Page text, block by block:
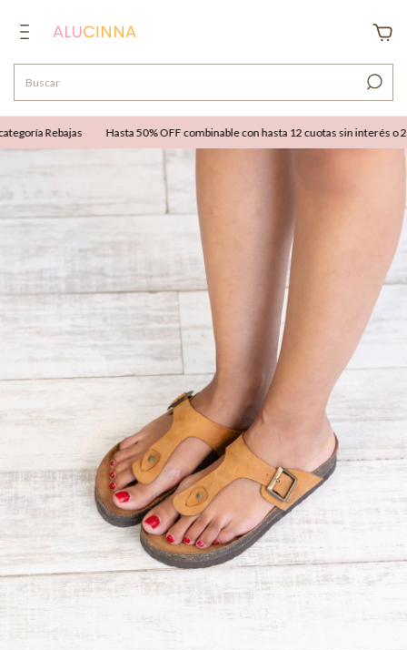
Rebajas Hasta 50% OFF combinable con hasta 12 cuotas sin interés o